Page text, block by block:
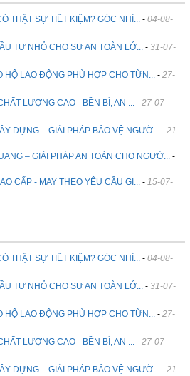
THẬT SỰ TIẾT KIỆM? GÓC NHÌ... - 04-08-
TƯ NHỎ CHO SỰ AN TOÀN LỚ... - 31-07-
HỘ LAO ĐỘNG PHÙ HỢP CHO TỪN... - 27-
LƯỢNG CAO - BỀN BỈ, AN ... - 27-07-
DỰNG – GIẢI PHÁP BẢO VỆ NGƯỜ... - 21-
– GIẢI PHÁP AN TOÀN CHO NGƯỜ... -
CẤP - MAY THEO YÊU CẦU GI... - 15-07-
THẬT SỰ TIẾT KIỆM? GÓC NHÌ... - 04-08-
TƯ NHỎ CHO SỰ AN TOÀN LỚ... - 31-07-
HỘ LAO ĐỘNG PHÙ HỢP CHO TỪN... - 27-
LƯỢNG CAO - BỀN BỈ, AN ... - 27-07-
DỰNG – GIẢI PHÁP BẢO VỆ NGƯỜ... - 21-